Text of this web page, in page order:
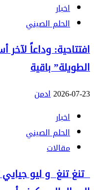
اخبار
الحلم الصيني
افتتاحية: وداعاً
الطويلة” باقية
2026-07-23ادمن
اخبار
الحلم الصيني
مقالات
تنغ تنغ و ليو